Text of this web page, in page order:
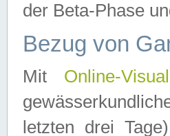
der Beta-Phase
Bezug von
Mit Online-
letzten drei